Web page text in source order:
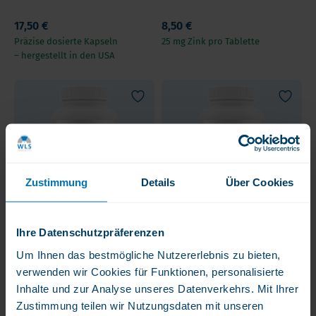
Zustimmung Details Über Cookies
Ihre Datenschutzpräferenzen
Um Ihnen das bestmögliche Nutzererlebnis zu bieten,
verwenden wir Cookies für Funktionen, personalisierte
Inhalte und zur Analyse unseres Datenverkehrs. Mit Ihrer
Zustimmung teilen wir Nutzungsdaten mit unseren
17,50 €
Präzise dosierte Kapseln
– hergestellt in den USA
8,50 €
25 mg Zink pro Tablette
Veridance Pharmacal
Lithium 1 mg
26,50 €
1 Kapsel = Tagesdosis =
1mg reinem Lithium = 30
Veridance Pharmacal
Lithium 20 mg
69,50 €
Dieses Produkt enthält
20 mg elementares,